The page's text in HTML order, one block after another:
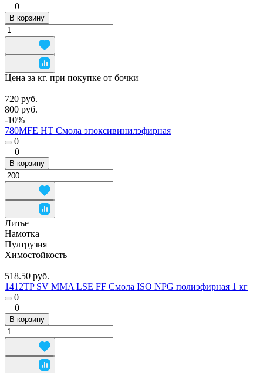
0
В корзину
Цена за кг. при покупке от бочки
720 руб.
800 руб.
-10%
780MFE HT Смола эпоксивинилэфирная
0
0
В корзину
Литье
Намотка
Пултрузия
Химостойкость
518.50 руб.
1412TP SV MMA LSE FF Смола ISO NPG полиэфирная 1 кг
0
0
В корзину